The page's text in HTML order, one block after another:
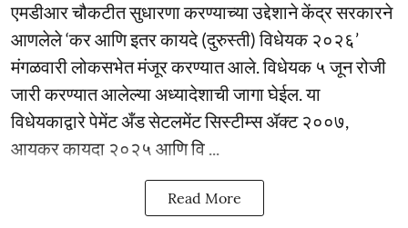
एमडीआर चौकटीत सुधारणा करण्याच्या उद्देशाने केंद्र सरकारने
आणलेले ‘कर आणि इतर कायदे (दुरुस्ती) विधेयक २०२६’
मंगळवारी लोकसभेत मंजूर करण्यात आले. विधेयक ५ जून रोजी
जारी करण्यात आलेल्या अध्यादेशाची जागा घेईल. या
विधेयकाद्वारे पेमेंट अँड सेटलमेंट सिस्टीम्स ॲक्ट २००७,
आयकर कायदा २०२५ आणि वि ...
Read More